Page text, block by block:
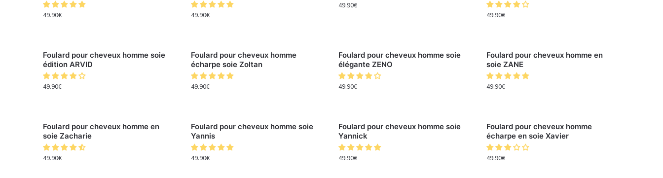
49.90€ 49.90€
49.90€
49.90€
Foulard pour cheveux homme soie
édition ARVID
49.90€
Foulard pour cheveux homme
écharpe soie Zoltan
49.90€
Foulard pour cheveux homme soie
élégante ZENO
49.90€
Foulard pour cheveux homme en
soie ZANE
49.90€
Foulard pour cheveux homme en
soie Zacharie
49.90€
Foulard pour cheveux homme soie
Yannis
49.90€
Foulard pour cheveux homme soie
Yannick
49.90€
Foulard pour cheveux homme
écharpe en soie Xavier
49.90€